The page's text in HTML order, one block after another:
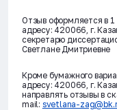
Отзыв оформляется в
адресу: 420066, г.
секретарю
Светлане Дмитриевне
Кроме бумажного
адресу: 420066, г.
направлять отзывы в
mail: svetlana-